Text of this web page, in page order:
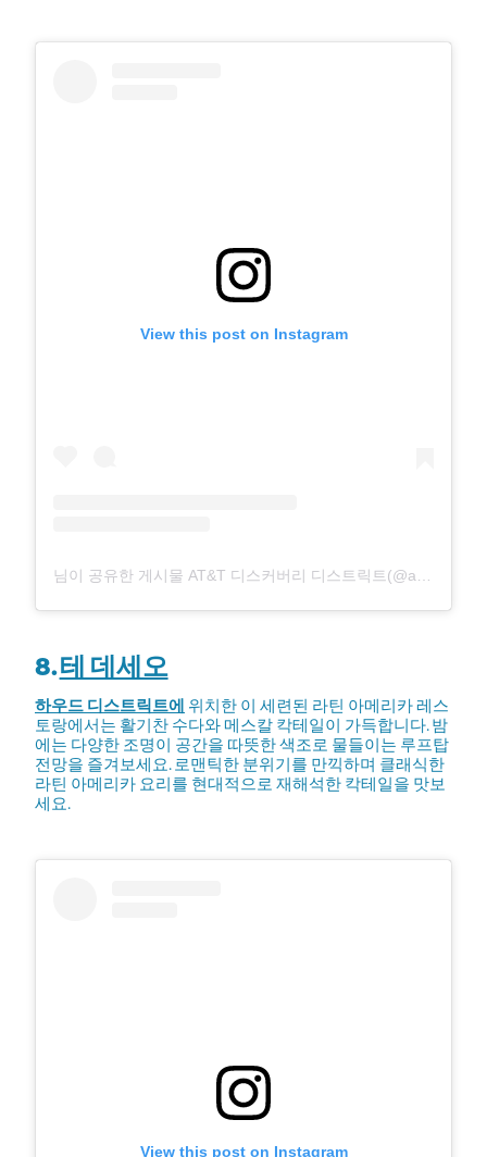
View this post on Instagram
8.테 데세오
하우드 디스트릭트에 위치한 이 세련된 라틴 아메리카 레스
토랑에서는 활기찬 수다와 메스칼 칵테일이 가득합니다. 밤
에는 다양한 조명이 공간을 따뜻한 색조로 물들이는 루프탑
전망을 즐겨보세요. 로맨틱한 분위기를 만끽하며 클래식한
라틴 아메리카 요리를 현대적으로 재해석한 칵테일을 맛보
세요.
View this post on Instagram